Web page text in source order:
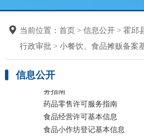
当前位置： 首页 > 信息公开 > 霍邱
行政审批 > 小餐饮、食品摊贩备案
信息公开
标准目录
行政审批
小餐饮、食品摊贩备案服
务指南
药品零售许可服务指南
食品经营许可基本信息
食品小作坊登记基本信息